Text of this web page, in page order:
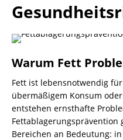
Warum Fett
Fett ist lebensnotwendig
übermäßigem Konsum
entstehen ernsthafte
Bereichen an Bedeutung: